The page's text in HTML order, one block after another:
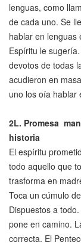
lenguas, como
de cada uno. Se
hablar en lenguas
Espíritu le
devotos de todas
acudieron en
uno los oía hablar
2L. Promesa
historia
El espíritu
todo aquello que
trasforma en
Toca un cúmulo
Dispuestos a
pone en camino.
correcta. El